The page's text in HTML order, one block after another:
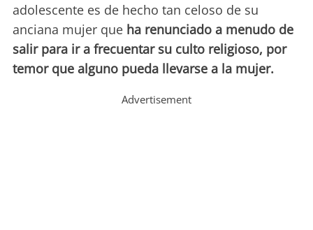
adolescente es de hecho tan celoso de su
anciana mujer que ha renunciado a menudo de
salir para ir a frecuentar su culto religioso, por
temor que alguno pueda llevarse a la mujer.
Advertisement